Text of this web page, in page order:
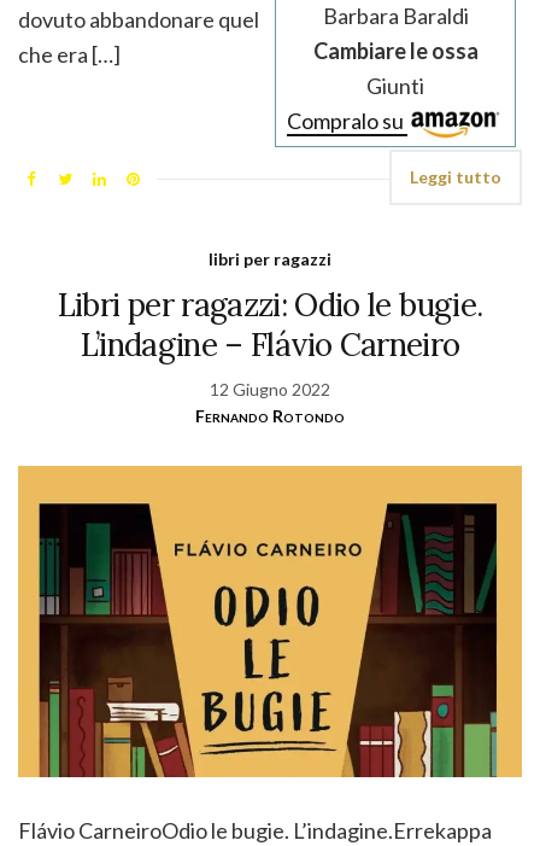
Barbara Baraldi
Cambiare le ossa
Giunti
Compralo su
dovuto abbandonare quel
che era […]
Leggi tutto
libri per ragazzi
Libri per ragazzi: Odio le bugie.
L’indagine – Flávio Carneiro
12 Giugno 2022
Fernando Rotondo
Flávio CarneiroOdio le bugie. L’indagine.Errekappa